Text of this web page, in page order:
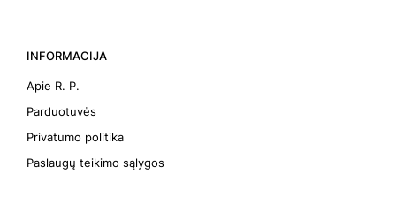
INFORMACIJA
Apie R. P.
Parduotuvės
Privatumo politika
Paslaugų teikimo sąlygos